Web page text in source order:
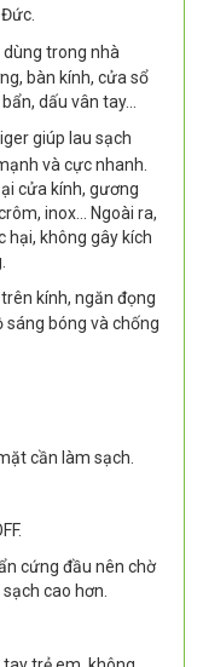
dùng trong nhà
bàn kính, cửa sổ
dấu vân tay...
giúp lau sạch
và cực nhanh.
cửa kính, gương
inox… Ngoài ra,
hại, không gây kích
kính, ngăn đọng
sáng bóng và chống
cần làm sạch.
cứng đầu nên chờ
cao hơn.